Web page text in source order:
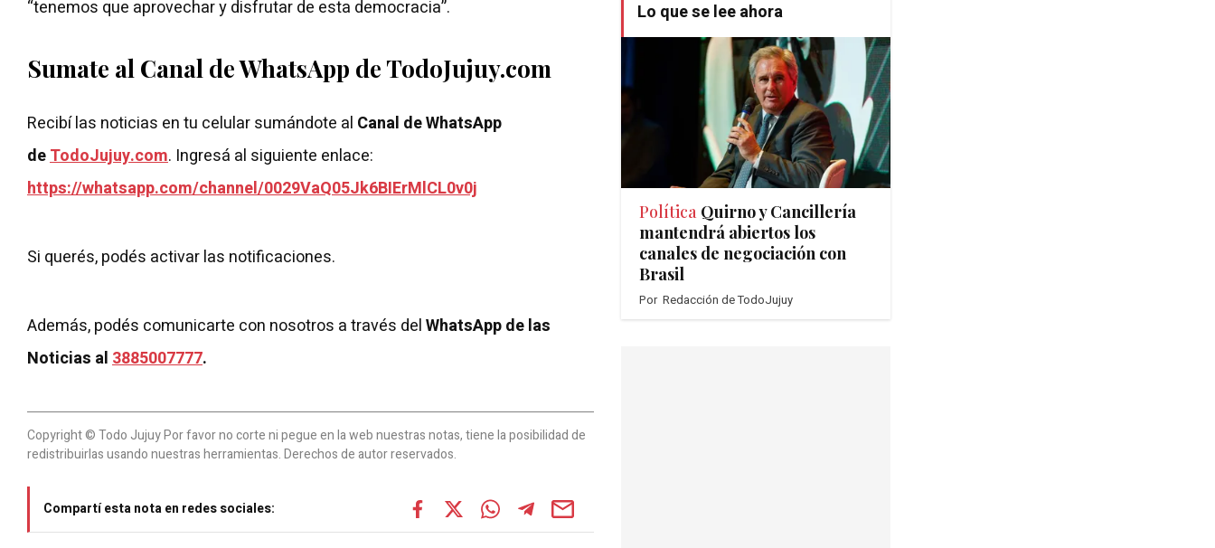
“tenemos que aprovechar y disfrutar de esta democracia”.
Sumate al Canal de WhatsApp de TodoJujuy.com
Recibí las noticias en tu celular sumándote al Canal de WhatsApp
deTodoJujuy.com. Ingresá al siguiente enlace:
https://whatsapp.com/channel/0029VaQ05Jk6BIErMlCL0v0j
Si querés, podés activar las notificaciones.
Además, podés comunicarte con nosotros a través delWhatsApp de las
Noticias al3885007777.
Copyright © Todo Jujuy Por favor no corte ni pegue en la web nuestras notas, tiene la posibilidad de
redistribuirlas usando nuestras herramientas. Derechos de autor reservados.
Compartí esta nota en redes sociales:
Lo que se lee ahora
Política Quirno y Cancillería
mantendrá abiertos los
canales de negociación con
Brasil
Por Redacción de TodoJujuy